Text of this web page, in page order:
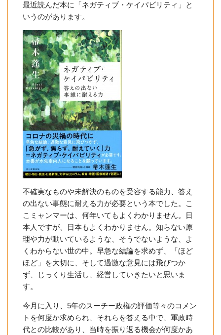
最近読んだ本に「ネガティブ・ケイパビリティ」と
いうのがあります。
不確実なものや未解決のものを受容する能力、答え
の出ない事態に耐える力が必要という本でした。こ
こミャンマーは、何年いてもよくわかりません。日
本人ですが、日本もよくわかりません。知らない原
理や力が動いているような、そうでないような、よ
くわからない世の中。早急な結論を求めず、「ほど
ほど」を大切に、そして過激な意見には飛びつか
ず、じっくり生活し、経営していきたいと思いま
す。
今月に入り、5年のスーチー政権の評価等々のコメン
トを何度か求められ、それらを答える中で、軍政時
代との比較があり、当時を振り返る機会が何度かあ